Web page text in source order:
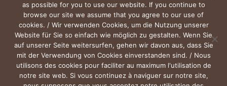
as possible for you to use our website. If you continue to
browse our site we assume that you agree to our use of
cookies. / Wir verwenden Cookies, um die Nutzung unserer
Website für Sie so einfach wie möglich zu gestalten. Wenn Sie
auf unserer Seite weitersurfen, gehen wir davon aus, dass Sie
mit der Verwendung von Cookies einverstanden sind. / Nous
utilisons des cookies pour faciliter au maximum l'utilisation de
notre site web. Si vous continuez à naviguer sur notre site,